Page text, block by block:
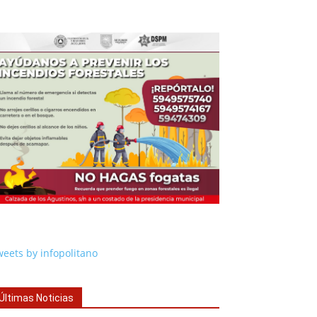
by infopolitano
Noticias